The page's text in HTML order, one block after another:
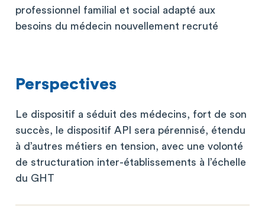
professionnel familial et social adapté aux
besoins du médecin nouvellement recruté
Perspectives
Le dispositif a séduit des médecins, fort de son
succès, le dispositif API sera pérennisé, étendu
à d’autres métiers en tension, avec une volonté
de structuration inter-établissements à l’échelle
du GHT